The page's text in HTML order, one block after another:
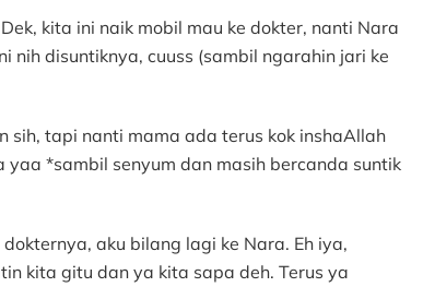
kita ini naik mobil mau ke dokter, nanti Nara
nih disuntiknya, cuuss (sambil ngarahin jari ke
sih, tapi nanti mama ada terus kok inshaAllah
*sambil senyum dan masih bercanda suntik
aku bilang lagi ke Nara. Eh iya,
kita gitu dan ya kita sapa deh. Terus ya